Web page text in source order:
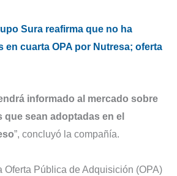
Sura reafirma que no ha
en cuarta OPA por Nutresa; oferta
informado al mercado sobre
sean adoptadas en el
”, concluyó la compañía.
Oferta Pública de Adquisición (OPA)